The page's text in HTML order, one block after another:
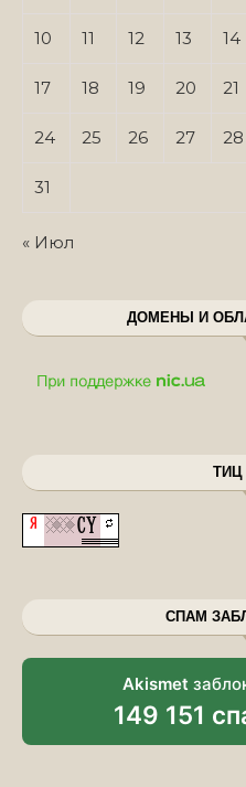
10 11 12 13 14
17 18 19 20 21
24 25 26 27 28
31
« Июл
ДОМЕНЫ И
ТИЦ
СПАМ
Akismet
149 151